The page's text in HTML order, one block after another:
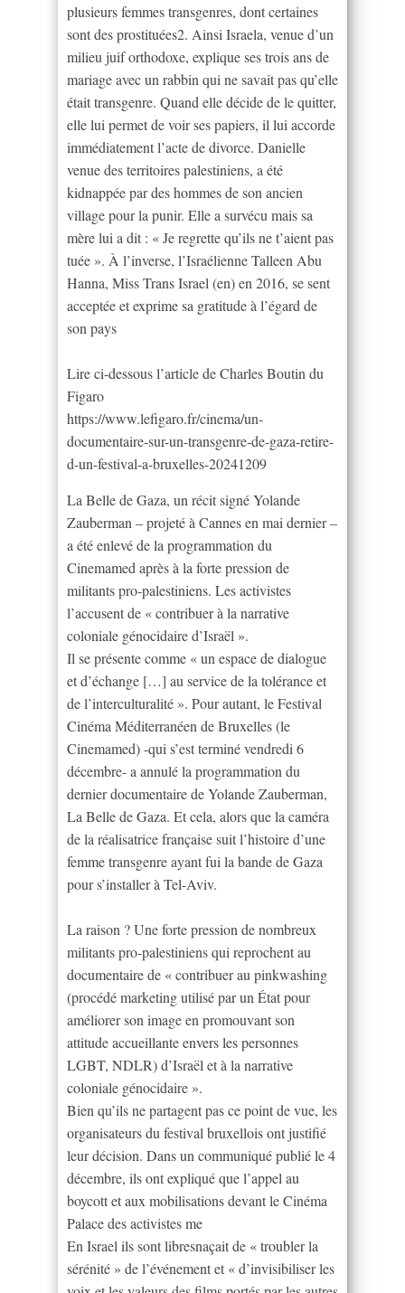
plusieurs femmes transgenres, dont certaines
sont des prostituées2. Ainsi Israela, venue d’un
milieu juif orthodoxe, explique ses trois ans de
mariage avec un rabbin qui ne savait pas qu’elle
était transgenre. Quand elle décide de le quitter,
elle lui permet de voir ses papiers, il lui accorde
immédiatement l’acte de divorce. Danielle
venue des territoires palestiniens, a été
kidnappée par des hommes de son ancien
village pour la punir. Elle a survécu mais sa
mère lui a dit : « Je regrette qu’ils ne t’aient pas
tuée ». À l’inverse, l’Israélienne Talleen Abu
Hanna, Miss Trans Israel (en) en 2016, se sent
acceptée et exprime sa gratitude à l’égard de
son pays
Lire ci-dessous l’article de Charles Boutin du
Figaro
https://www.lefigaro.fr/cinema/un-
documentaire-sur-un-transgenre-de-gaza-retire-
d-un-festival-a-bruxelles-20241209
La Belle de Gaza, un récit signé Yolande
Zauberman – projeté à Cannes en mai dernier –
a été enlevé de la programmation du
Cinemamed après à la forte pression de
militants pro-palestiniens. Les activistes
l’accusent de « contribuer à la narrative
coloniale génocidaire d’Israël ».
Il se présente comme « un espace de dialogue
et d’échange […] au service de la tolérance et
de l’interculturalité ». Pour autant, le Festival
Cinéma Méditerranéen de Bruxelles (le
Cinemamed) -qui s’est terminé vendredi 6
décembre- a annulé la programmation du
dernier documentaire de Yolande Zauberman,
La Belle de Gaza. Et cela, alors que la caméra
de la réalisatrice française suit l’histoire d’une
femme transgenre ayant fui la bande de Gaza
pour s’installer à Tel-Aviv.
La raison ? Une forte pression de nombreux
militants pro-palestiniens qui reprochent au
documentaire de « contribuer au pinkwashing
(procédé marketing utilisé par un État pour
améliorer son image en promouvant son
attitude accueillante envers les personnes
LGBT, NDLR) d’Israël et à la narrative
coloniale génocidaire ».
Bien qu’ils ne partagent pas ce point de vue, les
organisateurs du festival bruxellois ont justifié
leur décision. Dans un communiqué publié le 4
décembre, ils ont expliqué que l’appel au
boycott et aux mobilisations devant le Cinéma
Palace des activistes me
En Israel ils sont libresnaçait de « troubler la
sérénité » de l’événement et « d’invisibiliser les